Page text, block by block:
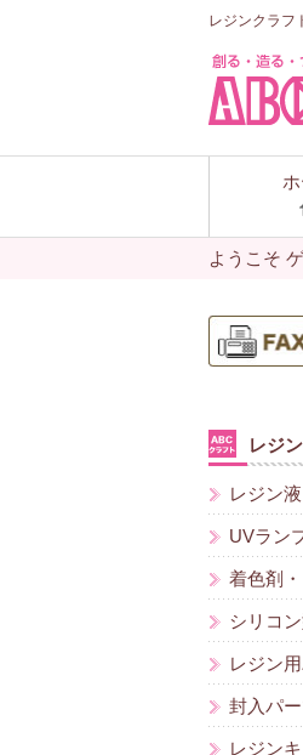
レジンクラフ
ようこそ
レジ
レジン液
UVラン
着色剤
シリコ
レジン
封入パ
レジン